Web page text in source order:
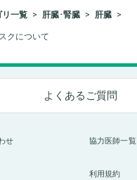
リ一覧 肝臓･腎臓 肝臓
クについて
よくあるご質問
せ 協力医師一覧
利用規約